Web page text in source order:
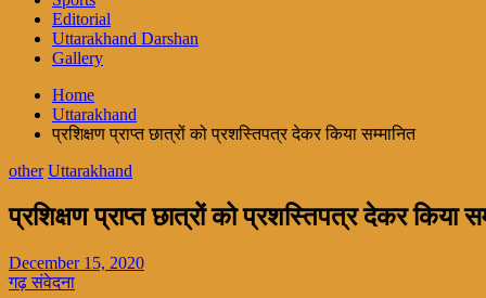
Editorial
Uttarakhand Darshan
Gallery
Home
Uttarakhand
प्रशिक्षण प्राप्त छात्रों को प्रशस्तिपत्र देकर किया सम्मानित
other Uttarakhand
प्रशिक्षण प्राप्त छात्रों को प्रशस्तिपत्र देकर किया
December 15, 2020
गढ़ संवेदना